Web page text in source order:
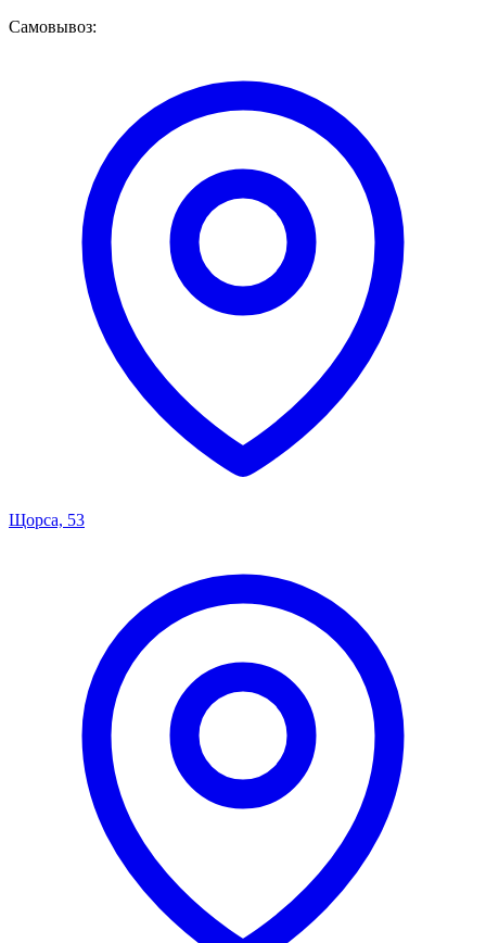
Самовывоз:
Щорса, 53